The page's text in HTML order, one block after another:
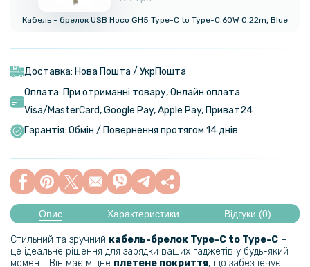
Кабель - брелок USB Hoco GH5 Type-C to Type-C 60W 0.22m, Blue
Доставка: Нова Пошта / УкрПошта
Оплата: При отриманні товару, Онлайн оплата:
Visa/MasterСard, Google Pay, Apple Pay, Приват24
Гарантія: Обмін / Повернення протягом 14 днів
Опис Характеристики Відгуки (0)
Стильний та зручний кабель-брелок Type-C to Type-С –
це ідеальне рішення для зарядки ваших гаджетів у будь-який
момент. Він має міцне плетене покриття, що забезпечує